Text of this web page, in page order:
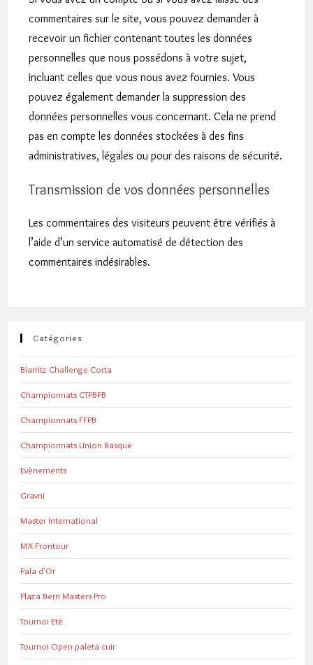
commentaires sur le site, vous pouvez demander à
recevoir un fichier contenant toutes les données
personnelles que nous possédons à votre sujet,
incluant celles que vous nous avez fournies. Vous
pouvez également demander la suppression des
données personnelles vous concernant. Cela ne prend
pas en compte les données stockées à des fins
administratives, légales ou pour des raisons de sécurité.
Transmission de vos données personnelles
Les commentaires des visiteurs peuvent être vérifiés à
l’aide d’un service automatisé de détection des
commentaires indésirables.
Catégories
Biarritz Challenge Corta
Championnats CTPBPB
Championnats FFPB
Championnats Union Basque
Evènements
Gravni
Master International
MX Frontour
Pala d'Or
Plaza Berri Masters Pro
Tournoi Eté
Tournoi Open paleta cuir